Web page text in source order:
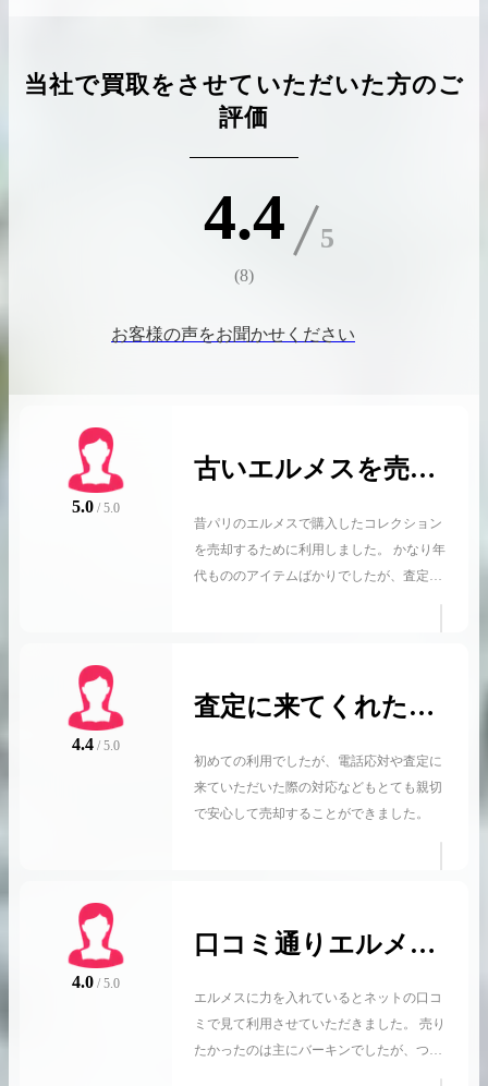
当社で買取をさせていただいた方のご
評価
4.4
(8)
お客様の声をお聞かせください
5.0 / 5.0
古いエルメスを売却
た
昔パリのエルメスで購入したコレクション
を売却するために利用しました。 かなり年
代もののアイテムばかりでしたが、査定員
えましたので満足です。
4.4 / 5.0
査定に来てくれた方
す
初めての利用でしたが、電話応対や査定に
来ていただいた際の対応などもとても親切
で安心して売却することができました。
4.0 / 5.0
口コミ通りエルメス
外も満足
エルメスに力を入れているとネットの口コ
ミで見て利用させていただきました。 売り
たかったのは主にバーキンでしたが、つい
でに他ブランドも含め20点くらいその場で